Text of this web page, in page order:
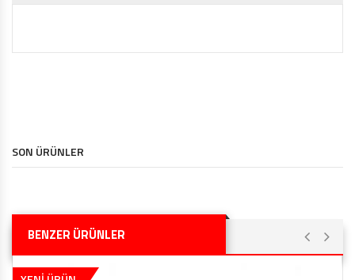
SON ÜRÜNLER
BENZER ÜRÜNLER